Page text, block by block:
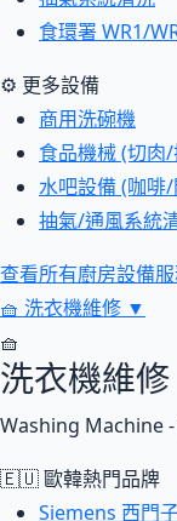
食環署 WR1/
⚙ 更多設備
商用洗碗機
食品機械 (切肉
水吧設備 (咖啡
抽氣/通風系統
查看所有廚房設備
🧺 洗衣機維修 ▼
🧺
洗衣機維修
Washing Machine
🇪🇺 歐韓熱門品牌
Siemens 西門